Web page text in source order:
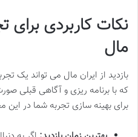
نکات کاربردی برای
مال
بازدید از ایران مال می تواند یک
که با برنامه ریزی و آگاهی قبلی
برای بهینه سازی تجربه شما در